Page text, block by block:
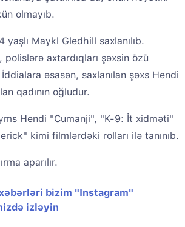
olmayıb.
yaşlı Maykl Gledhill saxlanılıb.
axtardıqları şəxsin özü
əsasən, saxlanılan şəxs Hendi
qadının oğludur.
Hendi "Cumanji", "K-9: İt xidməti"
kimi filmlərdəki rolları ilə tanınıb.
aparılır.
bizim "Instagram"
izləyin